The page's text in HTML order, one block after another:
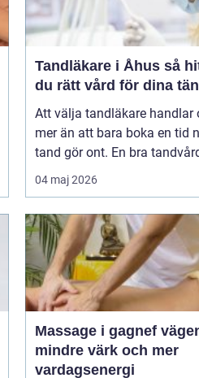
Tandläkare i Åhus så hittar
du rätt vård för dina
Att välja tandläkare handlar
mer än att bara boka en tid
tand gör ont. En bra
04 maj 2026
Massage i gagnef vägen till
mindre värk och mer
vardagsenergi